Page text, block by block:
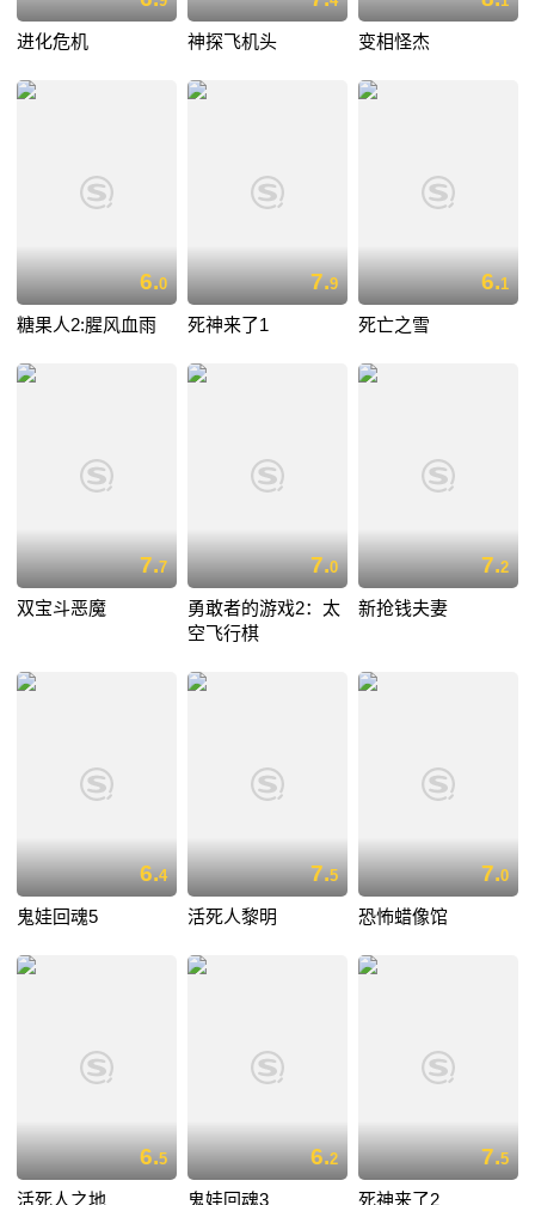
进化危机 神探飞机头 变相怪杰
6.0
糖果人2:腥风血雨
7.9
死神来了1
6.1
死亡之雪
7.7
双宝斗恶魔
7.0
勇敢者的游戏2：太
空飞行棋
7.2
新抢钱夫妻
6.4
鬼娃回魂5
7.5
活死人黎明
7.0
恐怖蜡像馆
6.5
活死人之地
6.2
鬼娃回魂3
7.5
死神来了2